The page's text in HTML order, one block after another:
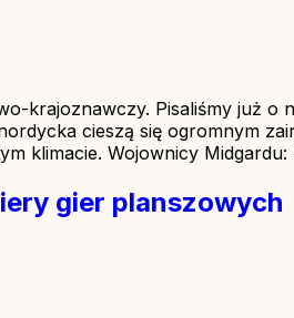
krajoznawczy. Pisaliśmy już o
cieszą się ogromnym
klimacie. Wojownicy
gier planszowych